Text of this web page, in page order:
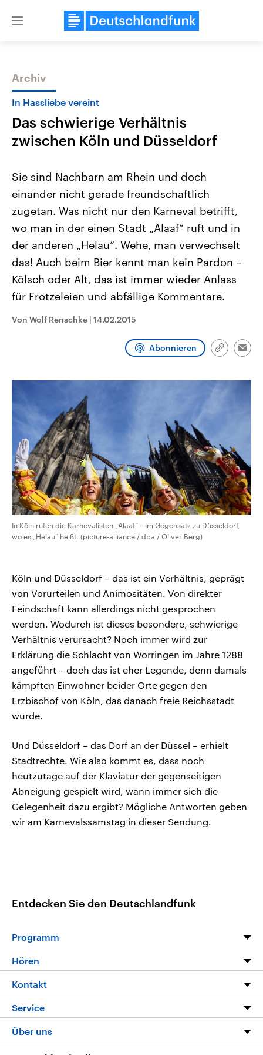
Close
Themen
Landtagswahl Sachsen-Anhalt
2026
Alle Informationen
Sachsen-Anhalt wählt am 6.
September 2026 einen neuen
Landtag. Seit 2021 wird das
Bundesland von einer Koalition aus
Umfragen, Prognosen,
Wahlprogramme, aktuelle Berichte
und Hintergründe zu den Parteien
Wahl.
USA
Aktuelle Beiträge,
Hintergründe
Wirtschaftlich und
gehören die Vereinigten
den mächtigsten Ländern
mit großem Einfluss auf
Sendungen Programm Podcasts
Archiv
In Hassliebe vereint
Das schwierige Verhältnis
zwischen Köln und Düsseldorf
Sie sind Nachbarn am Rhein und doch
einander nicht gerade freundschaftlich
zugetan. Was nicht nur den Karneval betrifft,
wo man in der einen Stadt „Alaaf“ ruft und in
der anderen „Helau“. Wehe, man verwechselt
das! Auch beim Bier kennt man kein Pardon –
Kölsch oder Alt, das ist immer wieder Anlass
für Frotzeleien und abfällige Kommentare.
Von Wolf Renschke | 14.02.2015
Abonnieren
Link
In Köln rufen die Karnevalisten „Alaaf“ – im Gegensatz zu Düsseldorf,
wo es „Helau“ heißt. (picture-alliance / dpa / Oliver Berg)
Köln und Düsseldorf – das ist ein Verhältnis, geprägt
von Vorurteilen und Animositäten. Von direkter
Feindschaft kann allerdings nicht gesprochen
werden. Wodurch ist dieses besondere, schwierige
Verhältnis verursacht? Noch immer wird zur
Erklärung die Schlacht von Worringen im Jahre 1288
angeführt – doch das ist eher Legende, denn damals
kämpften Einwohner beider Orte gegen den
Erzbischof von Köln, das danach freie Reichsstadt
wurde.
Und Düsseldorf – das Dorf an der Düssel – erhielt
Stadtrechte. Wie also kommt es, dass noch
heutzutage auf der Klaviatur der gegenseitigen
Abneigung gespielt wird, wann immer sich die
Gelegenheit dazu ergibt? Mögliche Antworten geben
wir am Karnevalssamstag in dieser Sendung.
Entdecken Sie den Deutschlandfunk
Programm
Programm
Die Nachrichten
Nachrichtenleicht
Neue Beiträge auf dlf.de
Hören
Livestream
Podcasts
Deutschlandfunk App
Kontakt
Hörerservice
Service
FAQ
Über uns